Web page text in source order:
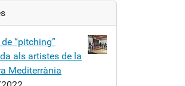
“pitching”
als artistes de la
Mediterrània